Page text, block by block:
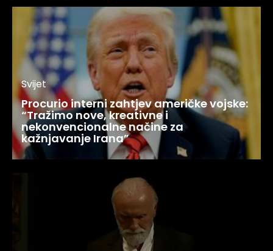
Svijet
Procurio interni zahtjev američke vojske:
“Tražimo nove, kreativne i
nekonvencionalne načine za
kažnjavanje Irana”